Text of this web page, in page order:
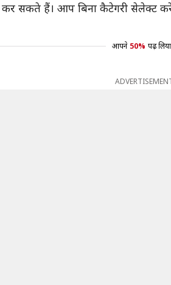
सकते हैं। आप बिना कैटेगरी सेलेक्ट
आपने 50% पढ़